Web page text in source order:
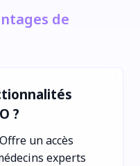
de
?
un accès
experts